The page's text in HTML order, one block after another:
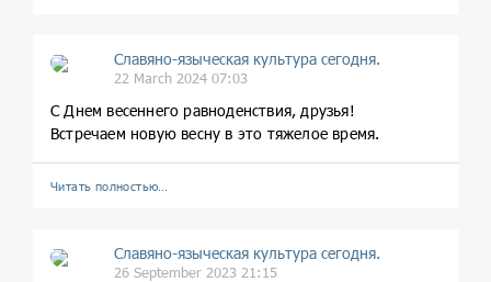
Славяно-языческая культура сегодня.
22 March 2024 07:03
С Днем весеннего равноденствия, друзья!
Встречаем новую весну в это тяжелое время.
Читать полностью…
Славяно-языческая культура сегодня.
26 September 2023 21:15